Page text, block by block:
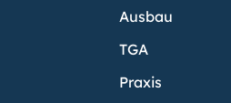
Ausbau
TGA
Praxis